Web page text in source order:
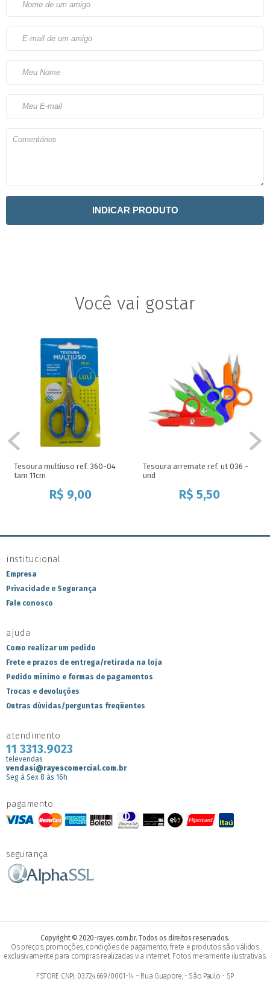
INDICAR PRODUTO
Tesoura multiuso ref. 360-04
tam 11cm
R$ 9,00
Tesoura arremate ref. ut 036 -
und
R$ 5,50
institucional
Empresa
Privacidade e Segurança
Fale conosco
ajuda
Como realizar um pedido
Frete e prazos de entrega/retirada na loja
Pedido mínimo e formas de pagamentos
Trocas e devoluções
Outras dúvidas/perguntas freqüentes
atendimento
11 3313.9023
televendas
vendasi@rayescomercial.com.br
Seg à Sex 8 às 16h
pagamento
segurança
Copyright © 2020-rayes.com.br. Todos os direitos reservados.
Os preços, promoções, condições de pagamento, frete e produtos são válidos
exclusivamente para compras realizadas via internet. Fotos meramente ilustrativas.
FSTORE CNPJ: 03.724.669/0001-14 – Rua Guapore, - São Paulo - SP